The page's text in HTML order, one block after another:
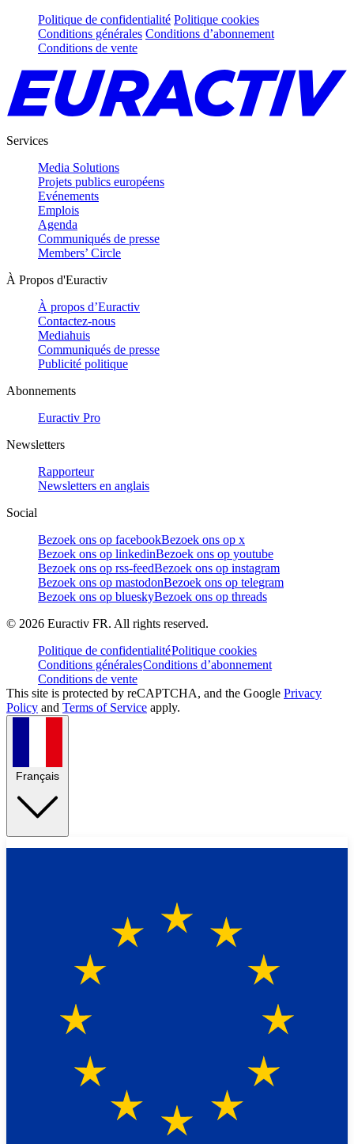
Politique de confidentialité Politique cookies
Conditions générales Conditions d’abonnement
Conditions de vente
Services
Media Solutions
Projets publics européens
Evénements
Emplois
Agenda
Communiqués de presse
Members’ Circle
À Propos d'Euractiv
À propos d’Euractiv
Contactez-nous
Mediahuis
Communiqués de presse
Publicité politique
Abonnements
Euractiv Pro
Newsletters
Rapporteur
Newsletters en anglais
Social
Bezoek ons op facebookBezoek ons op x
Bezoek ons op linkedinBezoek ons op youtube
Bezoek ons op rss-feedBezoek ons op instagram
Bezoek ons op mastodonBezoek ons op telegram
Bezoek ons op blueskyBezoek ons op threads
© 2026 Euractiv FR. All rights reserved.
Politique de confidentialitéPolitique cookies
Conditions généralesConditions d’abonnement
Conditions de vente
This site is protected by reCAPTCHA, and the Google Privacy
Policy and Terms of Service apply.
Français